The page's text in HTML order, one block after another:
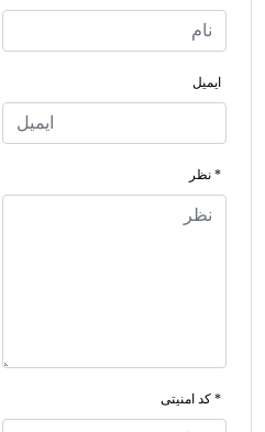
ایمیل
* نظر
* کد امنیتی